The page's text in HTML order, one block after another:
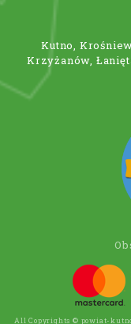
Kutno,
Krzyżanów,
All Copyrights © powiat-